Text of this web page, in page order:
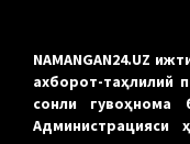
NAMANGAN24.UZ
ахборот-таҳлилий
сонли гувоҳнома
Администрацияси